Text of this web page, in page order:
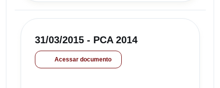
31/03/2015 - PCA 2014
Acessar documento